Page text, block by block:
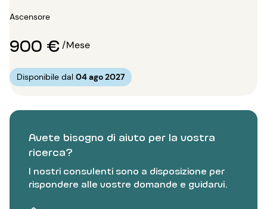
Avete bisogno di aiuto per la vostra
ricerca?
I nostri consulenti sono a disposizione per
rispondere alle vostre domande e guidarvi.
Ascensore
900 €/Mese
Disponibile dal 04 ago 2027